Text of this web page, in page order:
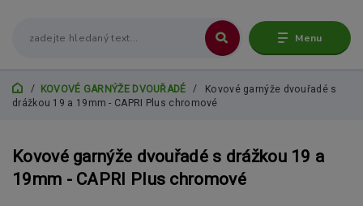
Menu
KOVOVÉ GARNÝŽE DVOUŘADÉ
Kovové garnýže dvouřadé s
drážkou 19 a 19mm - CAPRI Plus chromové
Kovové garnýže dvouřadé s drážkou 19 a
19mm - CAPRI Plus chromové